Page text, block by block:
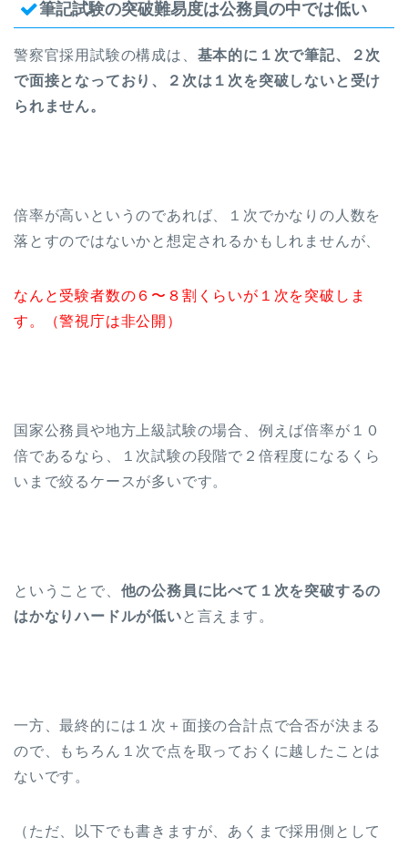
筆記試験の突破難易度は公務員の中では低い
警察官採用試験の構成は、 基本的に１次で筆記、２次
で面接となっており、２次は１次を突破しないと受け
られません。
倍率が高いというのであれば、１次でかなりの人数を
落とすのではないかと想定されるかもしれませんが、
なんと受験者数の６〜８割くらいが１次を突破しま
す。（警視庁は非公開）
国家公務員や地方上級試験の場合、例えば倍率が１０
倍であるなら、１次試験の段階で２倍程度になるくら
いまで絞るケースが多いです。
ということで、 他の公務員に比べて１次を突破するの
はかなりハードルが低い と言えます。
一方、最終的には１次＋面接の合計点で合否が決まる
ので、もちろん１次で点を取っておくに越したことは
ないです。
（ただ、以下でも書きますが、あくまで採用側として